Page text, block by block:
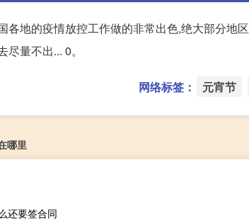
各地的疫情放控工作做的非常出色,绝大部分地
量不出... 0。
网络标签： 元宵节
哪里
还要签合同